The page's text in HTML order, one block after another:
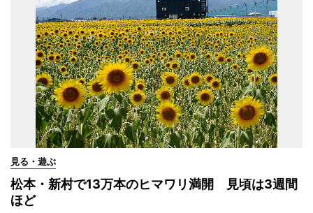
見る・遊ぶ
松本・新村で13万本のヒマワリ満開 見頃は3週間
ほど